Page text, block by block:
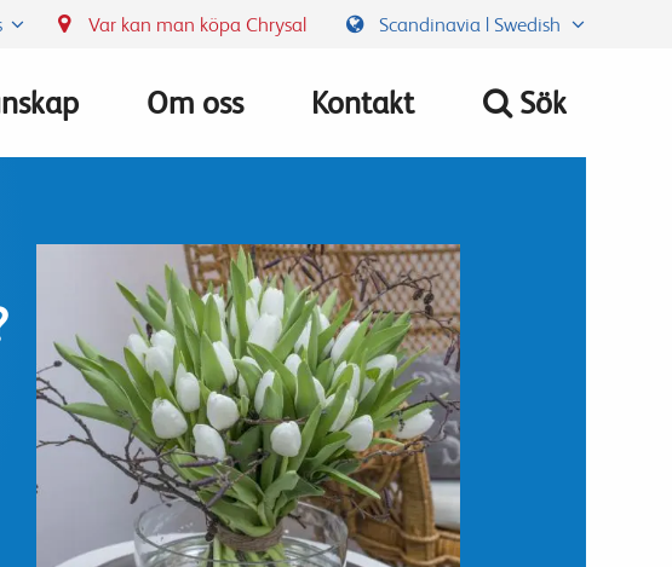
Var kan man köpa Chrysal Scandinavia | Swedish
Om oss Kontakt Sök